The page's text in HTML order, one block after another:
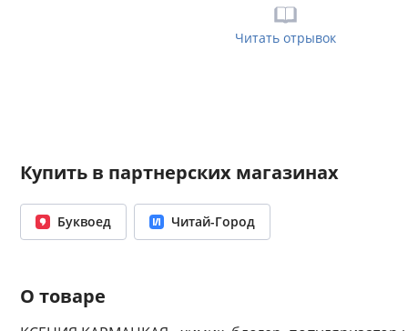
Читать отрывок
Купить в партнерских магазинах
Буквоед Читай-Город
О товаре